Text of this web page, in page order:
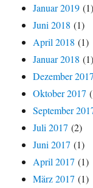
Januar 2019 (1)
Juni 2018 (1)
April 2018 (1)
Januar 2018 (1)
Dezember 2017
Oktober 2017
September
Juli 2017 (2)
Juni 2017 (1)
April 2017 (1)
März 2017 (1)